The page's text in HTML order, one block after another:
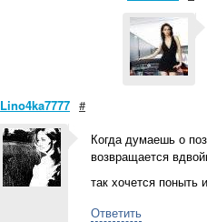
Lino4ka7777 #
Когда думаешь о
возвращается
так хочется поныть
Ответить